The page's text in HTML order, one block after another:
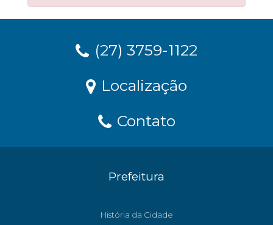
(27) 3759-1122
Localização
Contato
Prefeitura
História da Cidade